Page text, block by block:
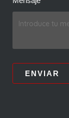
ENVIAR